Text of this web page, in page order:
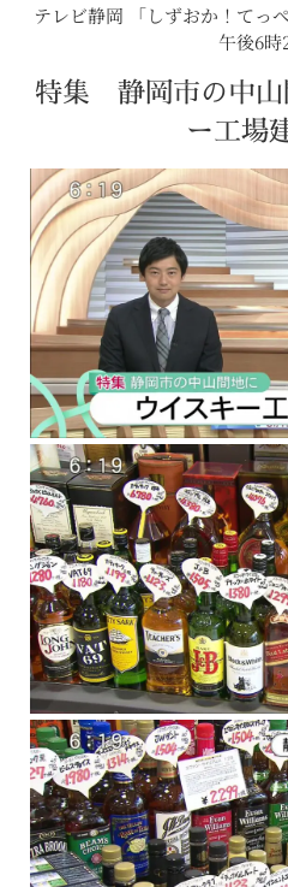
テレビ静岡 「しずおか！てっ
午後6時
特集 静岡市の中
ー工場